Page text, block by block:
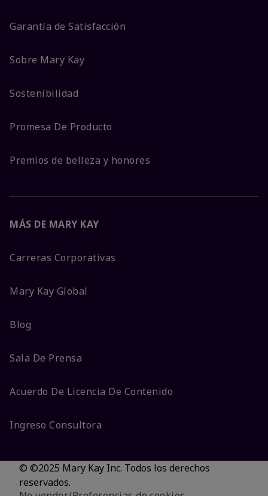
Garantía de Satisfacción
Sobre Mary Kay
Sostenibilidad
Promesa De Producto
Premios de belleza y honores
MÁS DE MARY KAY
Carreras Corporativas
Mary Kay Global
Blog
Sala De Prensa
Acuerdo De Licencia De Contenido
Ingreso Consultora
© ©2025 Mary Kay Inc. Todos los derechos
reservados.